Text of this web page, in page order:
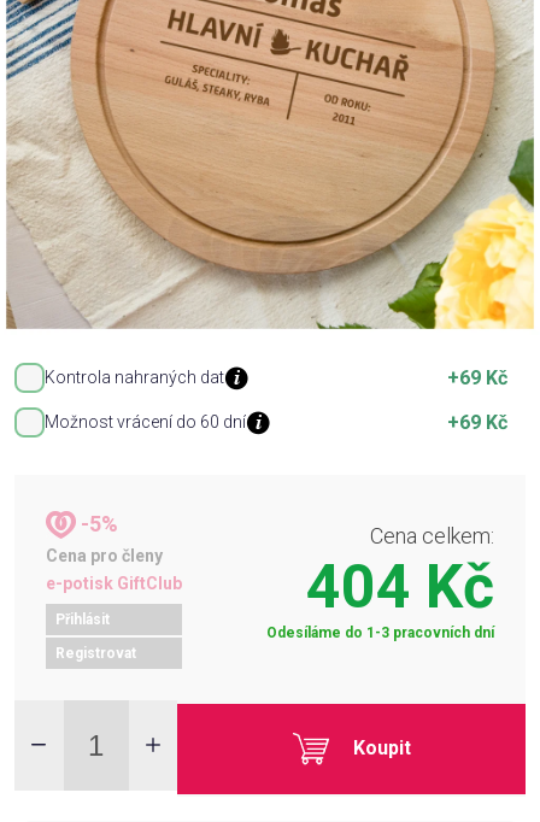
Kolekce
Oblečení
Přihlášení
Kontrola nahraných dat +69 Kč
Možnost vrácení do 60 dní +69 Kč
-5%
Cena pro členy
e-potisk GiftClub
Přihlásit
Registrovat
Cena celkem:
404 Kč
Odesíláme do 1-3 pracovních dní
Koupit